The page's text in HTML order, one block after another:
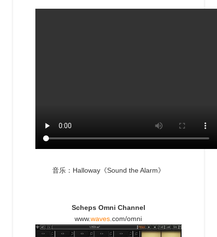
音乐：Halloway《Sound the Alarm》
Scheps Omni Channel
www.waves .com/omni